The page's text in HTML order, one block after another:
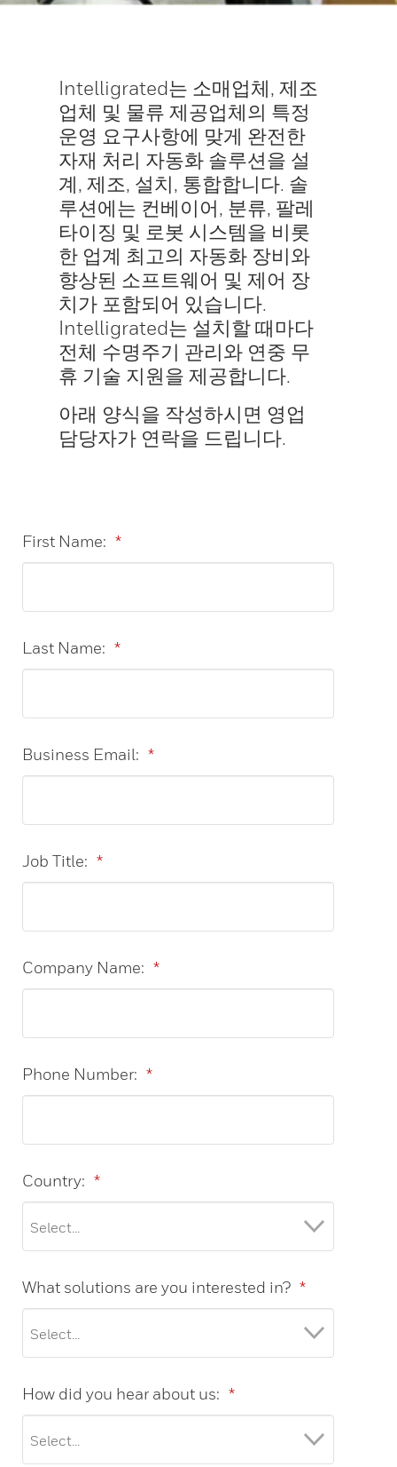
Intelligrated는 소매업체, 제조
업체 및 물류 제공업체의 특정
운영 요구사항에 맞게 완전한
자재 처리 자동화 솔루션을 설
계, 제조, 설치, 통합합니다. 솔
루션에는 컨베이어, 분류, 팔레
타이징 및 로봇 시스템을 비롯
한 업계 최고의 자동화 장비와
향상된 소프트웨어 및 제어 장
치가 포함되어 있습니다.
Intelligrated는 설치할 때마다
전체 수명주기 관리와 연중 무
휴 기술 지원을 제공합니다.
아래 양식을 작성하시면 영업
담당자가 연락을 드립니다.
*
First Name:
*
Last Name:
*
Business Email:
*
Job Title:
*
Company Name:
*
Phone Number:
*
Country:
*
What solutions are you interested in?
*
How did you hear about us: